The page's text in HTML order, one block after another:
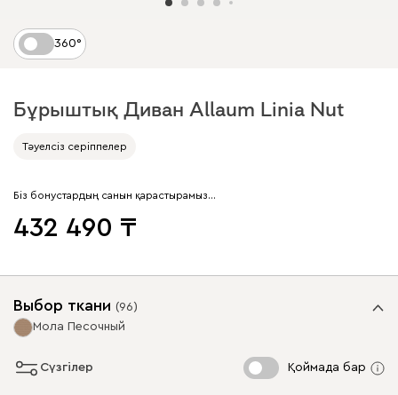
360°
Бұрыштық Диван Allaum Linia Nut
Тәуелсіз серіппелер
Біз бонустардың санын қарастырамыз…
432 490
Выбор ткани (96)
Мола Песочный
Сүзгілер Қоймада бар